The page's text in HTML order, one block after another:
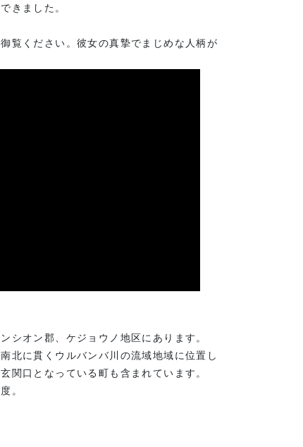
きました。
覧ください。彼女の真摯でまじめな人柄が
シオン郡、ケジョウノ地区にあります。
北に貫くウルバンバ川の流域地域に位置し
関口となっている町も含まれています。
。